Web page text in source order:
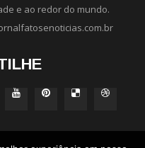
e ao redor do mundo.